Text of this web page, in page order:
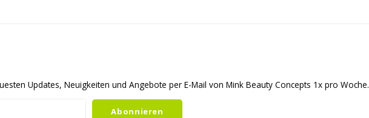
Updates, Neuigkeiten und Angebote per E-Mail von Mink Beauty Concepts 1x pro Woche.
Abonnieren